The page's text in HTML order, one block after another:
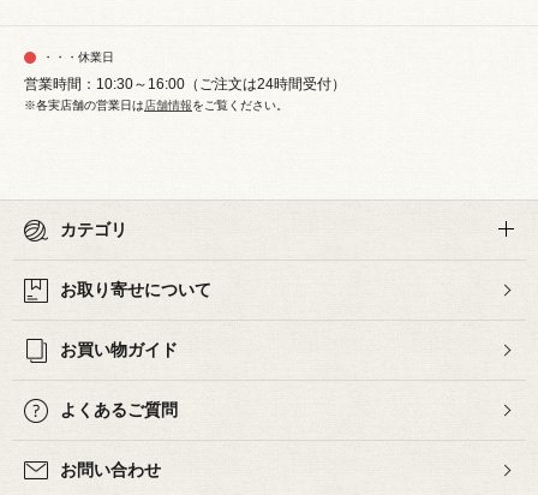
・・・休業日
営業時間：10:30～16:00（ご注文は24時間受付）
※各実店舗の営業日は店舗情報をご覧ください。
カテゴリ
お取り寄せについて
お買い物ガイド
よくあるご質問
お問い合わせ